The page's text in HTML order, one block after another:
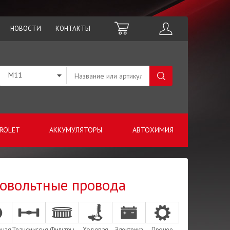
НОВОСТИ КОНТАКТЫ
АККУМУЛЯТОРЫ АВТОХИМИЯ
M11
провода